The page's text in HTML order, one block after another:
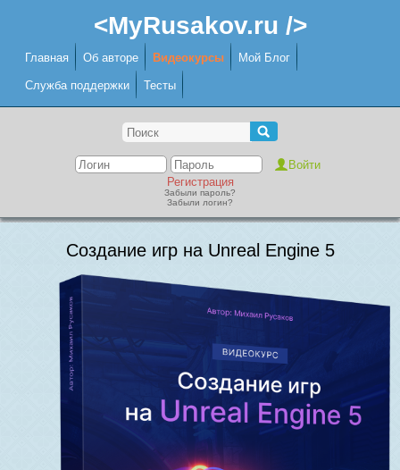
<MyRusakov.ru />
Главная Об авторе Видеокурсы Мой Блог
Служба поддержки Тесты
Регистрация
Забыли пароль?
Забыли логин?
Создание игр на Unreal Engine 5